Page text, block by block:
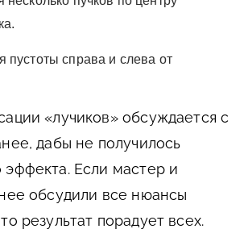
пустоты справа и слева от
«лучиков» обсуждается с
дабы не получилось
Если мастер и
обсудили все нюансы
результат порадует всех.